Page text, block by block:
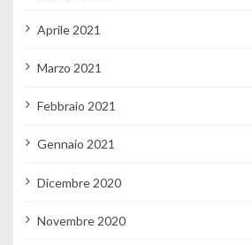
Aprile 2021
Marzo 2021
Febbraio 2021
Gennaio 2021
Dicembre 2020
Novembre 2020